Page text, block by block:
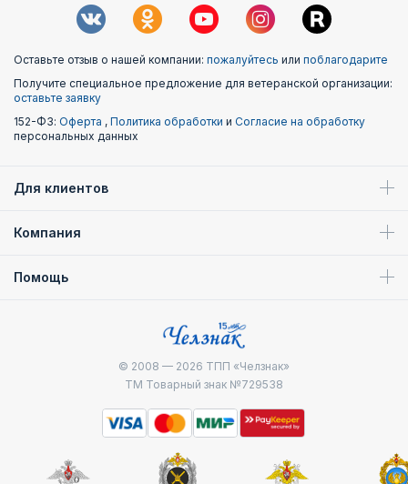
Оставьте отзыв о нашей компании: пожалуйтесь или поблагодарите
Получите специальное предложение для ветеранской организации:
оставьте заявку
152-ФЗ: Оферта , Политика обработки и Согласие на обработку
персональных данных
Для клиентов
Компания
Помощь
© 2008 — 2026 ТПП «Челзнак»
ТМ Товарный знак №729538